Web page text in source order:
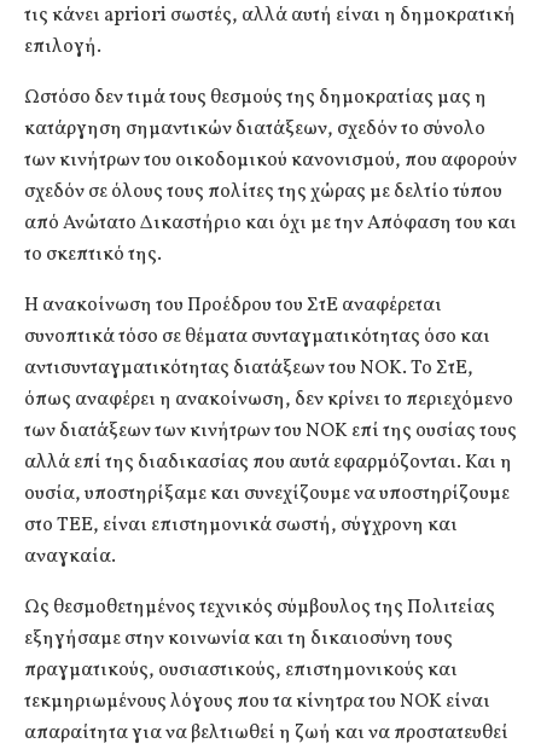
τις κάνει apriori σωστές, αλλά αυτή είναι η δημοκρατική
επιλογή.
Ωστόσο δεν τιμά τους θεσμούς της δημοκρατίας μας η
κατάργηση σημαντικών διατάξεων, σχεδόν το σύνολο
των κινήτρων του οικοδομικού κανονισμού, που αφορούν
σχεδόν σε όλους τους πολίτες της χώρας με δελτίο τύπου
από Ανώτατο Δικαστήριο και όχι με την Απόφαση του και
το σκεπτικό της.
Η ανακοίνωση του Προέδρου του ΣτΕ αναφέρεται
συνοπτικά τόσο σε θέματα συνταγματικότητας όσο και
αντισυνταγματικότητας διατάξεων του ΝΟΚ. Το ΣτΕ,
όπως αναφέρει η ανακοίνωση, δεν κρίνει το περιεχόμενο
των διατάξεων των κινήτρων του ΝΟΚ επί της ουσίας τους
αλλά επί της διαδικασίας που αυτά εφαρμόζονται. Και η
ουσία, υποστηρίξαμε και συνεχίζουμε να υποστηρίζουμε
στο ΤΕΕ, είναι επιστημονικά σωστή, σύγχρονη και
αναγκαία.
Ως θεσμοθετημένος τεχνικός σύμβουλος της Πολιτείας
εξηγήσαμε στην κοινωνία και τη δικαιοσύνη τους
πραγματικούς, ουσιαστικούς, επιστημονικούς και
τεκμηριωμένους λόγους που τα κίνητρα του ΝΟΚ είναι
απαραίτητα για να βελτιωθεί η ζωή και να προστατευθεί